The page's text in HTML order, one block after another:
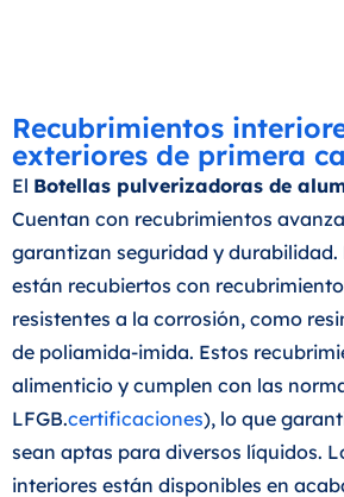
Recubrimientos
exteriores de primera
El Botellas pulverizadoras de
Cuentan con recubrimientos
garantizan seguridad y durabilidad.
están recubiertos con
resistentes a la corrosión, como
de poliamida-imida. Estos
alimenticio y cumplen con las
LFGB.certificaciones), lo que
sean aptas para diversos líquidos.
interiores están disponibles en